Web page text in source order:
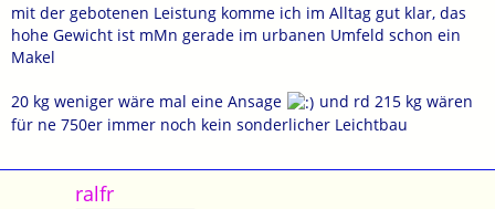
mit der gebotenen Leistung komme ich im Alltag gut klar, das
hohe Gewicht ist mMn gerade im urbanen Umfeld schon ein
Makel
20 kg weniger wäre mal eine Ansage
und rd 215 kg wären
für ne 750er immer noch kein sonderlicher Leichtbau
ralfr